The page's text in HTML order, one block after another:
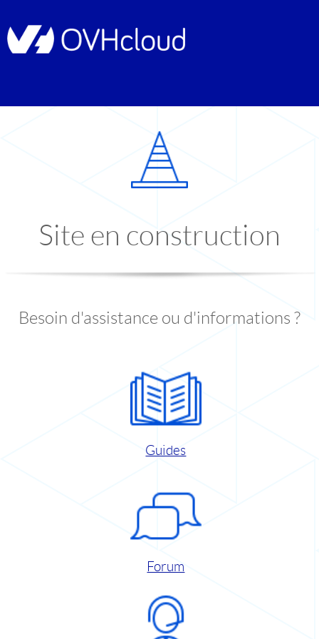
Site en construction
Besoin d'assistance ou d'informations ?
Guides
Forum